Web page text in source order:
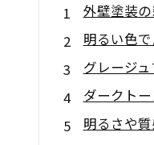
外壁塗装
明るい色
グレージ
ダークト
明るさや